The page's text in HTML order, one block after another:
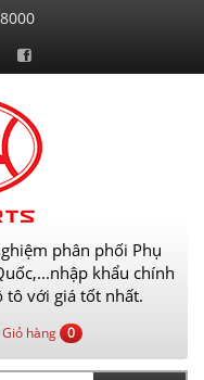
phân phối Phụ
khẩu chính
tô với giá tốt nhất.
Giỏ hàng 0